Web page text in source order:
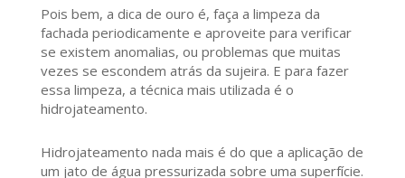
Pois bem, a dica de ouro é, faça a limpeza da
fachada periodicamente e aproveite para verificar
se existem anomalias, ou problemas que muitas
vezes se escondem atrás da sujeira. E para fazer
essa limpeza, a técnica mais utilizada é o
hidrojateamento.
Hidrojateamento nada mais é do que a aplicação de
um jato de água pressurizada sobre uma superfície.